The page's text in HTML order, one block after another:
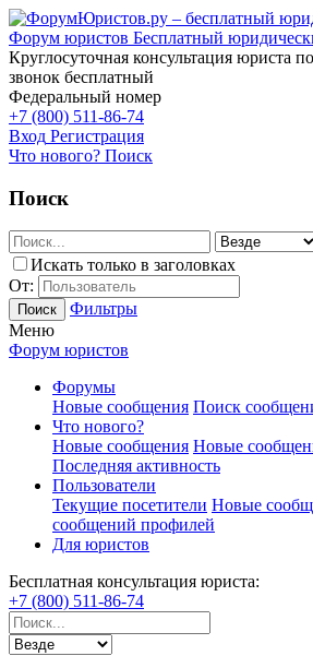
Форум юристов Бесплатный
Круглосуточная консультация юриста
звонок бесплатный
Федеральный номер
+7 (800) 511-86-74
Вход Регистрация
Что нового? Поиск
Поиск
Искать только в заголовках
От:
Поиск
Фильтры
Меню
Форум юристов
Форумы
Новые сообщения Поиск
Что нового?
Новые сообщения Новые
Последняя активность
Пользователи
Текущие посетители Новые
сообщений профилей
Для юристов
Бесплатная консультация юриста:
+7 (800) 511-86-74